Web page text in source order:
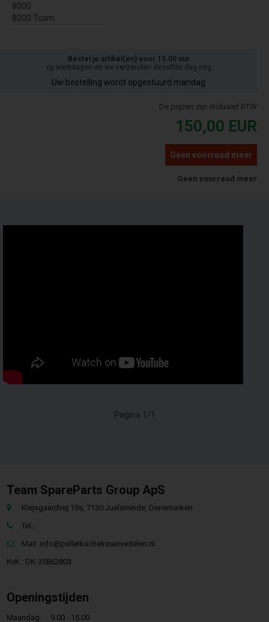
8000
8000 Tcom
Bestel je artikel(en) voor 15.00 uur
op werkdagen en we verzenden dezelfde dag nog
Uw bestelling wordt opgestuurd mandag
De prijzen zijn inclusief BTW
150,00 EUR
Geen voorraad meer
Geen voorraad meer
Pagina 1/1
Team SpareParts Group ApS
Klejsgaardvej 19a, 7130 Juelsminde, Denemarken
Tel.:
Mail: info@pelletkachelreservedelen.nl
KvK.: DK-35862803
Openingstijden
Maandag: 9.00 - 15.00